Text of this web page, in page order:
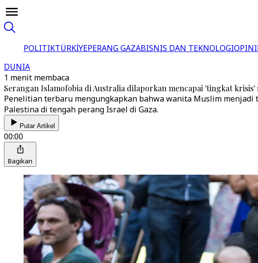
POLITIKTÜRKİYEPERANG GAZABISNIS DAN TEKNOLOGIOPINI
DUNIA
1 menit membaca
Serangan Islamofobia di Australia dilaporkan mencapai 'tingkat
Penelitian terbaru mengungkapkan bahwa wanita Muslim
Palestina di tengah perang Israel di Gaza.
Putar Artikel
00:00
Bagikan